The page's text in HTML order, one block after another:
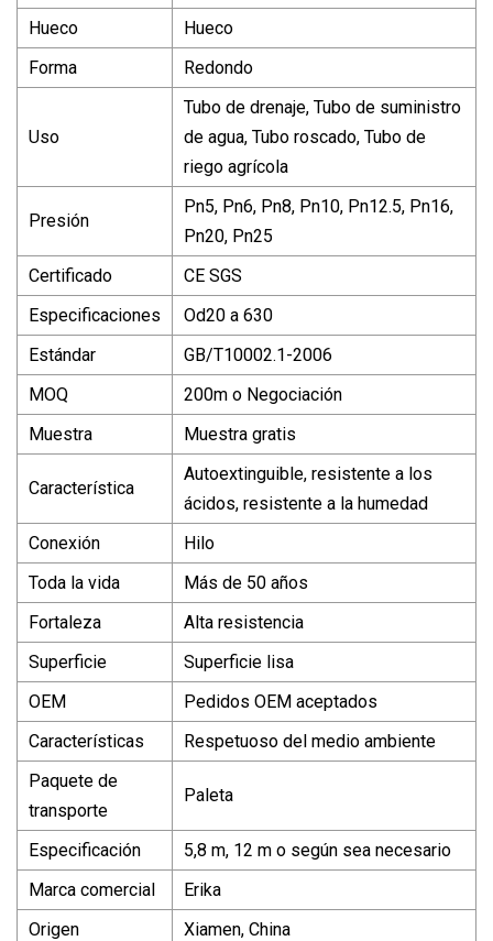
Hueco
Hueco
Forma
Redondo
Uso
Tubo de drenaje, Tubo de suministro
de agua, Tubo roscado, Tubo de
riego agrícola
Presión
Pn5, Pn6, Pn8, Pn10, Pn12.5, Pn16,
Pn20, Pn25
Certificado
CE SGS
Especificaciones
Od20 a 630
Estándar
GB/T10002.1-2006
MOQ
200m o Negociación
Muestra
Muestra gratis
Característica
Autoextinguible, resistente a los
ácidos, resistente a la humedad
Conexión
Hilo
Toda la vida
Más de 50 años
Fortaleza
Alta resistencia
Superficie
Superficie lisa
OEM
Pedidos OEM aceptados
Características
Respetuoso del medio ambiente
Paquete de
transporte
Paleta
Especificación
5,8 m, 12 m o según sea necesario
Marca comercial
Erika
Origen
Xiamen, China